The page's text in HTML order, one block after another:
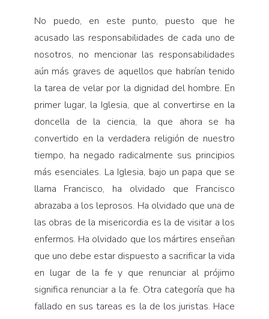
No puedo, en este punto, puesto que he
acusado las responsabilidades de cada uno de
nosotros, no mencionar las responsabilidades
aún más graves de aquellos que habrían tenido
la tarea de velar por la dignidad del hombre. En
primer lugar, la Iglesia, que al convertirse en la
doncella de la ciencia, la que ahora se ha
convertido en la verdadera religión de nuestro
tiempo, ha negado radicalmente sus principios
más esenciales. La Iglesia, bajo un papa que se
llama Francisco, ha olvidado que Francisco
abrazaba a los leprosos. Ha olvidado que una de
las obras de la misericordia es la de visitar a los
enfermos. Ha olvidado que los mártires enseñan
que uno debe estar dispuesto a sacrificar la vida
en lugar de la fe y que renunciar al prójimo
significa renunciar a la fe. Otra categoría que ha
fallado en sus tareas es la de los juristas. Hace